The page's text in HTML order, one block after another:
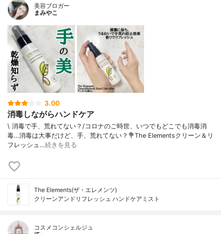
美容ブロガー
まみやこ
3.00
消毒しながらハンドケア
\ 消毒で手、荒れてない？/⁡⁡コロナのご時世、いつでもどこでも消毒消
毒…消毒は大事だけど、手、荒れてない？⁡⁡💐The Elementsクリーン＆リ
フレッシュ…続きを見る
The Elements(ザ・エレメンツ)
クリーンアンドリフレッシュ ハンドケアミスト
コスメコンシェルジュ